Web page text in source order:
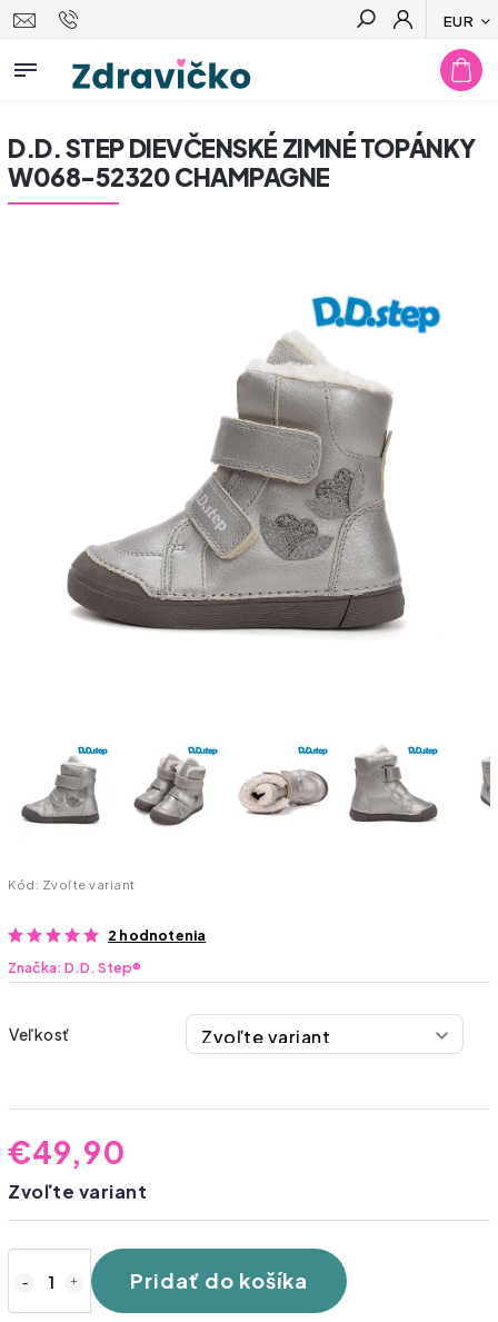
EUR
Hľadať
D.D. STEP DIEVČENSKÉ ZIMNÉ TOPÁNKY
W068-52320 CHAMPAGNE
Kód: Zvoľte variant
2 hodnotenia
Značka:D.D. Step®
Veľkosť
€49,90
Zvoľte variant
Pridať do košíka